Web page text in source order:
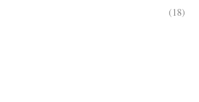
(18)